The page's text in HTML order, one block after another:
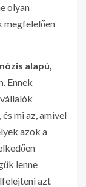
olyan
megfelelően
alapú,
. Ennek
mi az, amivel
azok a
lenne
azt